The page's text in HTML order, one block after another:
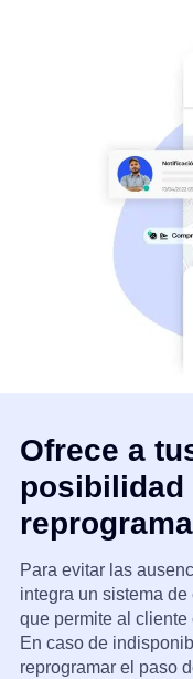
Ofrece a
posibilidad
Para evitar las
integra un sistema
que permite al cliente
En caso de
reprogramar el paso